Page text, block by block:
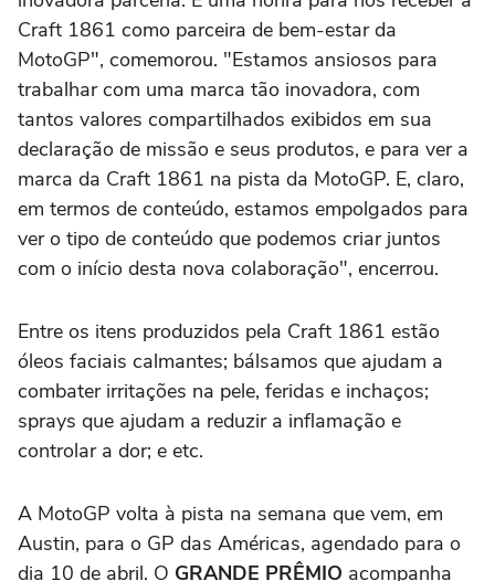
Craft 1861 como parceira de bem-estar da
MotoGP", comemorou. "Estamos ansiosos para
trabalhar com uma marca tão inovadora, com
tantos valores compartilhados exibidos em sua
declaração de missão e seus produtos, e para ver a
marca da Craft 1861 na pista da MotoGP. E, claro,
em termos de conteúdo, estamos empolgados para
ver o tipo de conteúdo que podemos criar juntos
com o início desta nova colaboração", encerrou.
Entre os itens produzidos pela Craft 1861 estão
óleos faciais calmantes; bálsamos que ajudam a
combater irritações na pele, feridas e inchaços;
sprays que ajudam a reduzir a inflamação e
controlar a dor; e etc.
A MotoGP volta à pista na semana que vem, em
Austin, para o GP das Américas, agendado para o
dia 10 de abril. O GRANDE PRÊMIO acompanha